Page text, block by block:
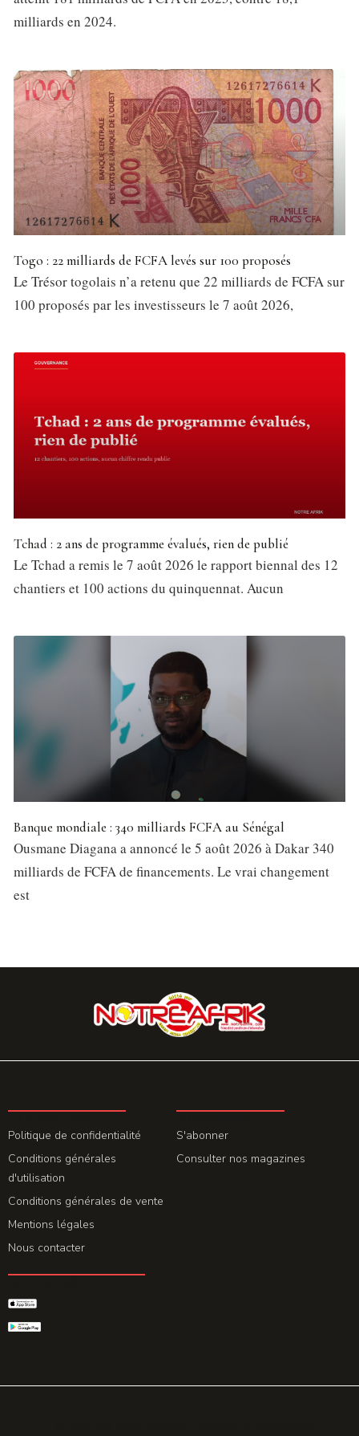
milliards en 2024.
Togo : 22 milliards de FCFA levés sur 100 proposés
Le Trésor togolais n’a retenu que 22 milliards de FCFA sur
100 proposés par les investisseurs le 7 août 2026,
Tchad : 2 ans de programme évalués, rien de publié
Le Tchad a remis le 7 août 2026 le rapport biennal des 12
chantiers et 100 actions du quinquennat. Aucun
Banque mondiale : 340 milliards FCFA au Sénégal
Ousmane Diagana a annoncé le 5 août 2026 à Dakar 340
milliards de FCFA de financements. Le vrai changement
est
Politique de confidentialité
Conditions générales
d'utilisation
Conditions générales de vente
Mentions légales
Nous contacter
S'abonner
Consulter nos magazines